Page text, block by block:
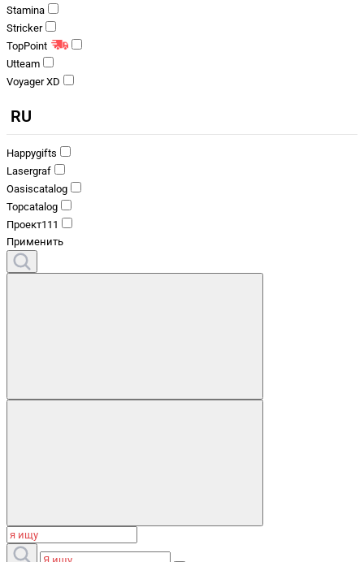
Stamina
Stricker
TopPoint
Utteam
Voyager XD
RU
Happygifts
Lasergraf
Oasiscatalog
Topcatalog
Проект111
Применить